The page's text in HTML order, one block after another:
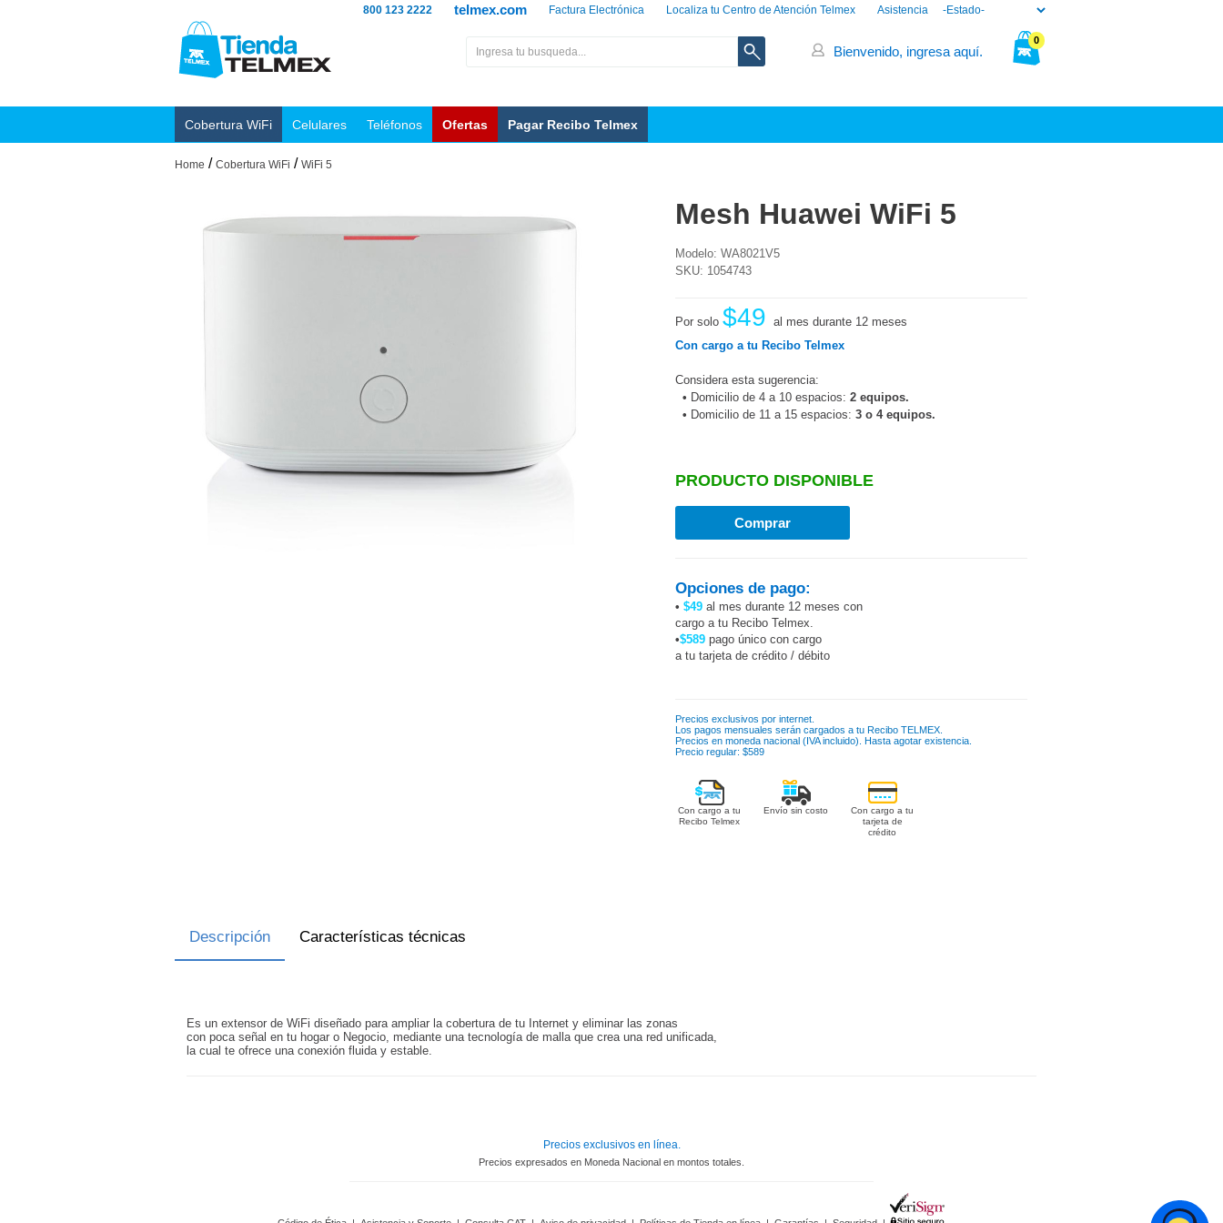
Asistencia
Localiza tu Centro de Atención Telmex
Factura Electrónica
telmex.com
800 123 2222
0
Bienvenido, ingresa aquí.
Cobertura WiFi Celulares Teléfonos Ofertas Pagar Recibo Telmex
Home / Cobertura WiFi / WiFi 5
Mesh Huawei WiFi 5
Modelo: WA8021V5
SKU: 1054743
Por solo $49 al mes durante 12 meses
Con cargo a tu Recibo Telmex
Considera esta sugerencia:
• Domicilio de 4 a 10 espacios: 2 equipos.
• Domicilio de 11 a 15 espacios: 3 o 4 equipos.
PRODUCTO DISPONIBLE
Opciones de pago:
• $49 al mes durante 12 meses con
cargo a tu Recibo Telmex.
•$589 pago único con cargo
a tu tarjeta de crédito / débito
Precios exclusivos por internet.
Los pagos mensuales serán cargados a tu Recibo TELMEX.
Precios en moneda nacional (IVA incluido). Hasta agotar existencia.
Precio regular: $589
Con cargo a tu
Recibo Telmex
Envío sin costo
Con cargo a tu
tarjeta de
crédito
Descripción Características técnicas
Es un extensor de WiFi diseñado para ampliar la cobertura de tu Internet y eliminar las zonas
con poca señal en tu hogar o Negocio, mediante una tecnología de malla que crea una red unificada,
la cual te ofrece una conexión fluida y estable.
Precios exclusivos en línea.
Precios expresados en Moneda Nacional en montos totales.